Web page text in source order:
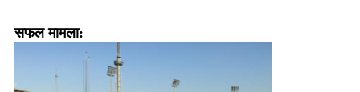
सफल मामला: